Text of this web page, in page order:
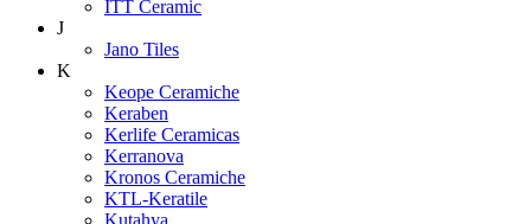
ITT Ceramic
J
Jano Tiles
K
Keope Ceramiche
Keraben
Kerlife Ceramicas
Kerranova
Kronos Ceramiche
KTL-Keratile
Kutahya